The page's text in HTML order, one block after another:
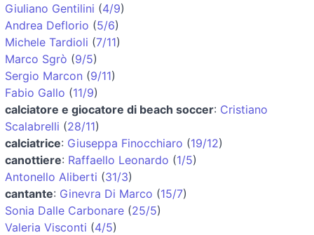
Giuliano Gentilini (4/9)
Andrea Deflorio (5/6)
Michele Tardioli (7/11)
Marco Sgrò (9/5)
Sergio Marcon (9/11)
Fabio Gallo (11/9)
calciatore e giocatore di beach soccer: Cristiano
Scalabrelli (28/11)
calciatrice: Giuseppa Finocchiaro (19/12)
canottiere: Raffaello Leonardo (1/5)
Antonello Aliberti (31/3)
cantante: Ginevra Di Marco (15/7)
Sonia Dalle Carbonare (25/5)
Valeria Visconti (4/5)